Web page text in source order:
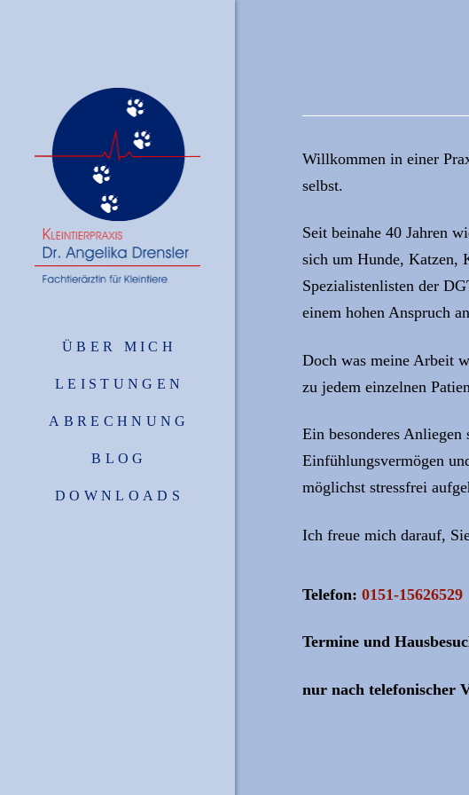
ÜBER MICH
LEISTUNGEN
ABRECHNUNG
BLOG
DOWNLOADS
Willkommen in einer
selbst.
Seit beinahe 40 Jahren
sich um Hunde, Katzen,
Spezialistenlisten der
einem hohen Anspruch
Doch was meine Arbeit
zu jedem einzelnen
Ein besonderes
Einfühlungsvermögen
möglichst stressfrei
Ich freue mich darauf,
Telefon: 0151-15626529
Termine und
nur nach telefonischer